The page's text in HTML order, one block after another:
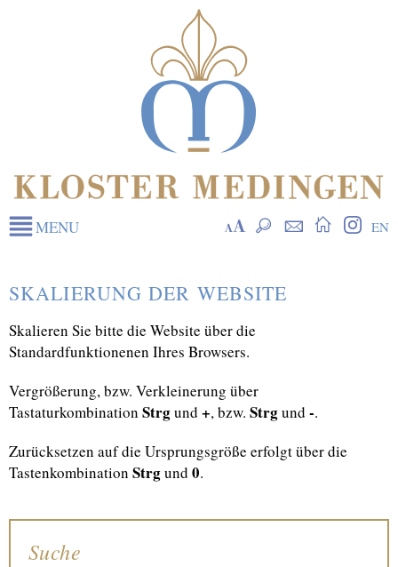
Skalierung
Suche KontaktStartseite
EN
MENU
SKALIERUNG DER WEBSITE
Skalieren Sie bitte die Website über die
Standardfunktionenen Ihres Browsers.
Vergrößerung, bzw. Verkleinerung über
Tastaturkombination Strgund +, bzw. Strgund -.
Zurücksetzen auf die Ursprungsgröße erfolgt über die
Tastenkombination Strgund 0.
Suche